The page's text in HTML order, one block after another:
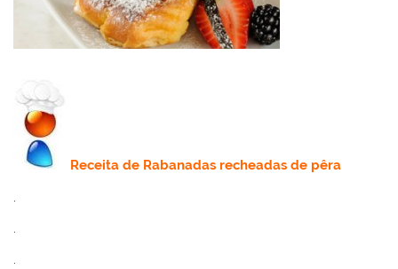
Receitade Rabanadas recheadas de pêra
.
.
.